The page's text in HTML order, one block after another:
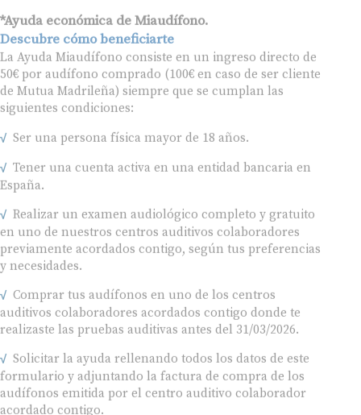
*Ayuda económica de Miaudífono.
Descubre cómo beneficiarte
La Ayuda Miaudífono consiste en un ingreso directo de
50€ por audífono comprado (100€ en caso de ser cliente
de Mutua Madrileña) siempre que se cumplan las
siguientes condiciones:
España.
en uno de nuestros centros auditivos colaboradores
previamente acordados contigo, según tus preferencias
y necesidades.
auditivos colaboradores acordados contigo donde te
realizaste las pruebas auditivas antes del 31/03/2026.
formulario y adjuntando la factura de compra de los
audífonos emitida por el centro auditivo colaborador
acordado contigo.